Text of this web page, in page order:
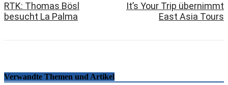
RTK: Thomas Bösl
besucht La Palma
It’s Your Trip übernimmt
East Asia Tours
Verwandte Themen und Artikel